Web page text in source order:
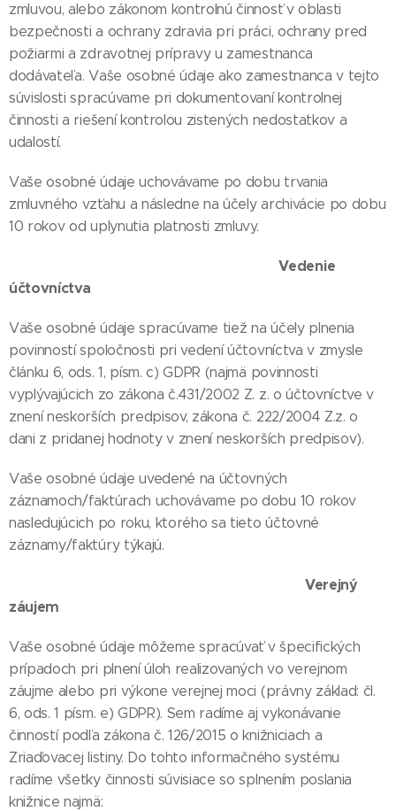
zmluvou, alebo zákonom kontrolnú činnosť v oblasti
bezpečnosti a ochrany zdravia pri práci, ochrany pred
požiarmi a zdravotnej prípravy u zamestnanca
dodávateľa. Vaše osobné údaje ako zamestnanca v tejto
súvislosti spracúvame pri dokumentovaní kontrolnej
činnosti a riešení kontrolou zistených nedostatkov a
udalostí.
Vaše osobné údaje uchovávame po dobu trvania
zmluvného vzťahu a následne na účely archivácie po dobu
10 rokov od uplynutia platnosti zmluvy.
Vedenie
účtovníctva
Vaše osobné údaje spracúvame tiež na účely plnenia
povinností spoločnosti pri vedení účtovníctva v zmysle
článku 6, ods. 1, písm. c) GDPR (najmä povinnosti
vyplývajúcich zo zákona č.431/2002 Z. z. o účtovníctve v
znení neskorších predpisov, zákona č. 222/2004 Z.z. o
dani z pridanej hodnoty v znení neskorších predpisov).
Vaše osobné údaje uvedené na účtovných
záznamoch/faktúrach uchovávame po dobu 10 rokov
nasledujúcich po roku, ktorého sa tieto účtovné
záznamy/faktúry týkajú.
Verejný
záujem
Vaše osobné údaje môžeme spracúvať v špecifických
prípadoch pri plnení úloh realizovaných vo verejnom
záujme alebo pri výkone verejnej moci (právny základ: čl.
6, ods. 1 písm. e) GDPR). Sem radíme aj vykonávanie
činností podľa zákona č. 126/2015 o knižniciach a
Zriaďovacej listiny. Do tohto informačného systému
radíme všetky činnosti súvisiace so splnením poslania
knižnice najmä: